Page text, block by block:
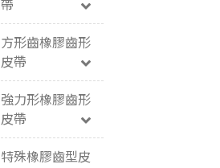
帶
方形齒橡膠齒形
皮帶
強力形橡膠齒形
皮帶
特殊橡膠齒型皮